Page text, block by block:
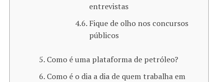
entrevistas
Fique de olho nos concursos
públicos
Como é uma plataforma de petróleo?
Como é o dia a dia de quem trabalha em